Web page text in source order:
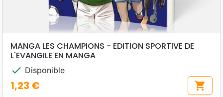
MANGA LES CHAMPIONS - EDITION SPORTIVE DE
L'EVANGILE EN MANGA
check Disponible
Prix
1,23 € shopping_cart